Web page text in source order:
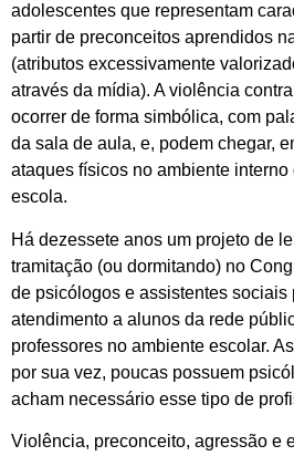
adolescentes que representam
partir de preconceitos aprendidos
(atributos excessivamente
através da mídia). A violência
ocorrer de forma simbólica, com
da sala de aula, e, podem chegar,
ataques físicos no ambiente
escola.
Há dezessete anos um projeto de
tramitação (ou dormitando) no
de psicólogos e assistentes sociais
atendimento a alunos da rede
professores no ambiente escolar.
por sua vez, poucas possuem
acham necessário esse tipo de
Violência, preconceito, agressão e